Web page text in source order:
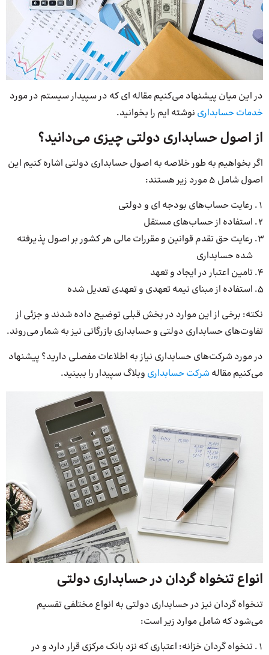
در این میان پیشنهاد می‌کنیم مقاله ای که در سپیدار سیستم در مورد
خدمات حسابداری نوشته ایم را بخوانید.
از اصول حسابداری دولتی چیزی می‌دانید؟
اگر بخواهیم به طور خلاصه به اصول حسابداری دولتی اشاره کنیم این
اصول شامل 5 مورد زیر هستند:
رعایت حساب‌های بودجه ای و دولتی
استفاده از حساب‌های مستقل
رعایت حق تقدم قوانین و مقررات مالی هر کشور بر اصول پذیرفته
شده حسابداری
تامین اعتبار در ایجاد و تعهد
استفاده از مبنای نیمه تعهدی و تعهدی تعدیل شده
نکته: برخی از این موارد در بخش قبلی توضیح داده شدند و جزئی از
تفاوت‌های حسابداری دولتی و حسابداری بازرگانی نیز به شمار می‌روند.
در مورد شرکت‌های حسابداری نیاز به اطلاعات مفصلی دارید؟ پیشنهاد
می‌کنیم مقالهشرکت حسابداری وبلاگ سپیدار را ببینید.
انواع تنخواه گردان در حسابداری دولتی
تنخواه گردان نیز در حسابداری دولتی به انواع مختلفی تقسیم
می‌شود که شامل موارد زیر است:
تنخواه گردان خزانه: اعتباری که نزد بانک مرکزی قرار دارد و در